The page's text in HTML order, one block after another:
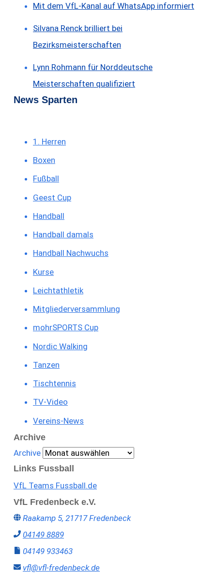
Mit dem VfL-Kanal auf WhatsApp informiert
Silvana Renck brilliert bei
Bezirksmeisterschaften
Lynn Rohmann für Norddeutsche
Meisterschaften qualifiziert
News Sparten
1. Herren
Boxen
Fußball
Geest Cup
Handball
Handball damals
Handball Nachwuchs
Kurse
Leichtathletik
Mitgliederversammlung
mohrSPORTS Cup
Nordic Walking
Tanzen
Tischtennis
TV-Video
Vereins-News
Archive
Archive
Links Fussball
VfL Teams Fussball.de
VfL Fredenbeck e.V.
Raakamp 5, 21717 Fredenbeck
04149 8889
04149 933463
vfl@vfl-fredenbeck.de